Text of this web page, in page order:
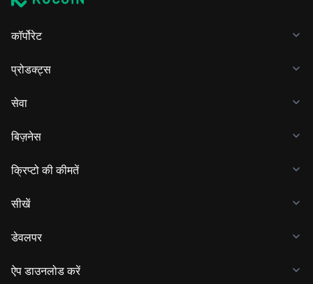
कॉर्पोरेट
प्रोडक्ट्स
सेवा
बिज़नेस
क्रिप्टो की कीमतें
सीखें
डेवलपर
ऐप डाउनलोड करें